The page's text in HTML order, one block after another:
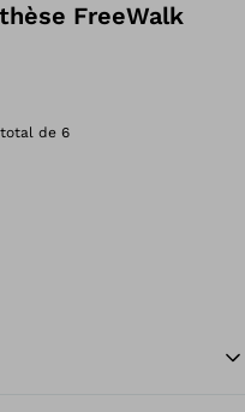
FreeWalk
de 6